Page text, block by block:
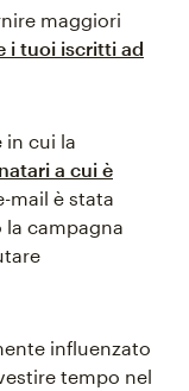
maggiori
i tuoi iscritti ad
in cui la
a cui è
mail è stata
campagna
influenzato
tempo nel